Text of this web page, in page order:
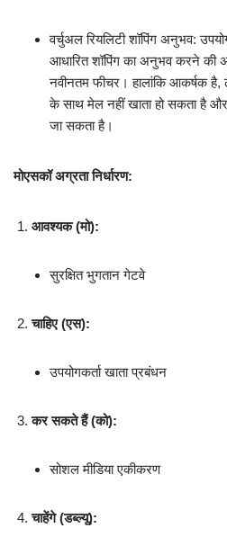
वर्चुअल रियलिटी शॉपिंग अनुभव:
आधारित शॉपिंग का अनुभव करने की
नवीनतम फीचर। हालांकि आकर्षक है,
के साथ मेल नहीं खाता हो सकता है
जा सकता है।
मोएसकॉ अग्रता निर्धारण:
आवश्यक (मो):
सुरक्षित भुगतान गेटवे
चाहिए (एस):
उपयोगकर्ता खाता प्रबंधन
कर सकते हैं (को):
सोशल मीडिया एकीकरण
चाहेंगे (डब्ल्यू):